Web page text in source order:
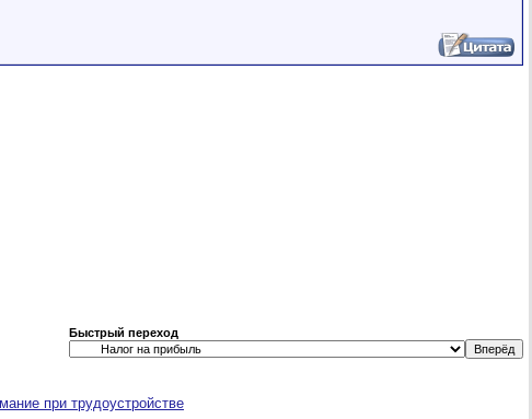
Быстрый переход
при трудоустройстве